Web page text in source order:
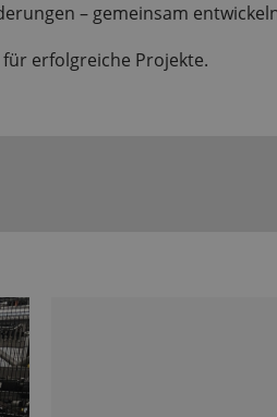
– gemeinsam
erfolgreiche Projekte.